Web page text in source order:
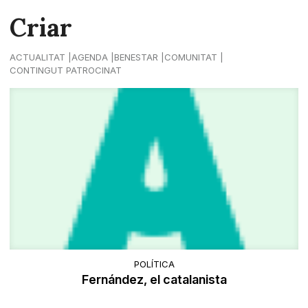
Criar
ACTUALITAT AGENDA BENESTAR
COMUNITAT
CONTINGUT PATROCINAT
POLÍTICA
Fernández, el catalanista